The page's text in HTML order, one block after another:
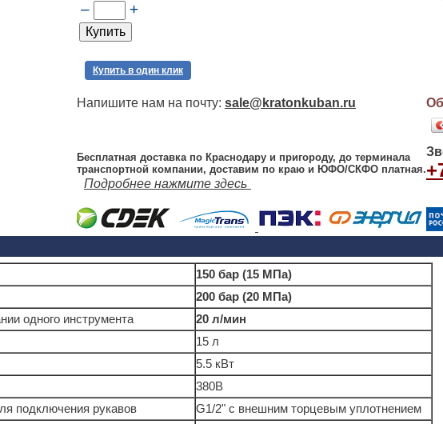
– +
Купить в один клик
Напишите нам на почту: sale@kratonkuban.ru
Бесплатная доставка по Краснодару и пригороду, до терминала
транспортной компании, доставим по краю и ЮФО/СКФО платная.
Подробнее нажмите здесь
150 бар (15 МПа)
200 бар (20 МПа)
одного инструмента
20 л/мин
15 л
5.5 кВт
380В
подключения рукавов
G1/2" с внешним торцевым уплотнением